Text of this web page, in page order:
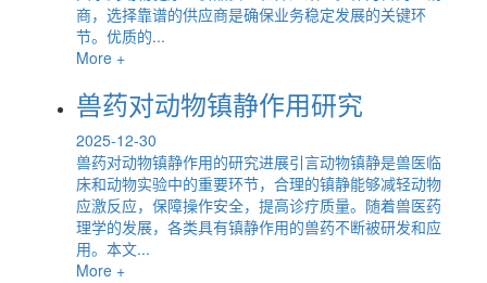
商，选择靠谱的供应商是确保业务稳定发展的关键环
节。优质的...
More +
兽药对动物镇静作用研究
2025-12-30
兽药对动物镇静作用的研究进展引言动物镇静是兽医临
床和动物实验中的重要环节，合理的镇静能够减轻动物
应激反应，保障操作安全，提高诊疗质量。随着兽医药
理学的发展，各类具有镇静作用的兽药不断被研发和应
用。本文...
More +